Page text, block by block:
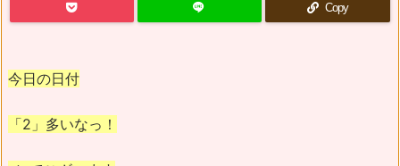
Copy
今日の日付
「2」多いなっ！